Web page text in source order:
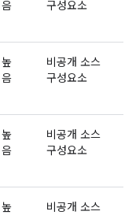
음
구성요소
높
음
비공개 소스
구성요소
높
음
비공개 소스
구성요소
높
비공개 소스